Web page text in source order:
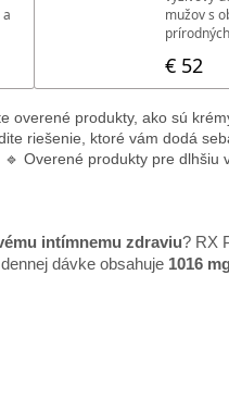
overené produkty, ako sú
riešenie, ktoré vám dodá
Overené produkty pre dlhšiu
intímnemu zdraviu? RX
dávke obsahuje 1016